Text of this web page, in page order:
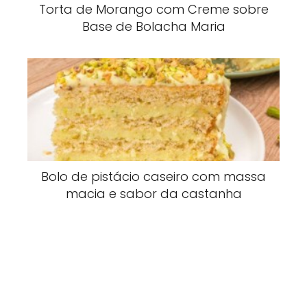
Torta de Morango com Creme sobre
Base de Bolacha Maria
Bolo de pistácio caseiro com massa
macia e sabor da castanha